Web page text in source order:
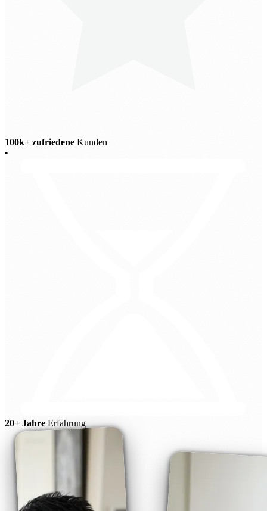
100k+ zufriedene Kunden
•
20+ Jahre Erfahrung